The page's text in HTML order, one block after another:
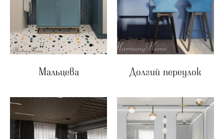
Мальцева Долгий переулок